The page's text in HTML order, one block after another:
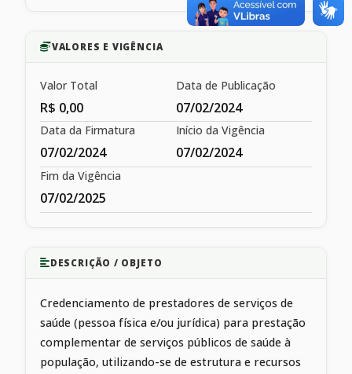
VALORES E VIGÊNCIA
Valor Total
R$ 0,00
Data de Publicação
07/02/2024
Data da Firmatura
07/02/2024
Início da Vigência
07/02/2024
Fim da Vigência
07/02/2025
DESCRIÇÃO / OBJETO
Credenciamento de prestadores de serviços de
saúde (pessoa física e/ou jurídica) para prestação
complementar de serviços públicos de saúde à
população, utilizando-se de estrutura e recursos